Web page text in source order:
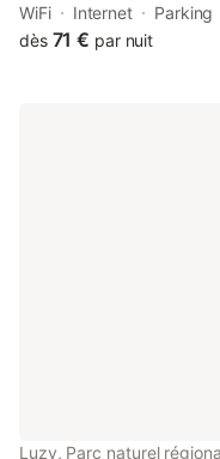
features family rooms
WiFi Internet
Parking
dès 71 € par nuit
Luzy, Parc naturel